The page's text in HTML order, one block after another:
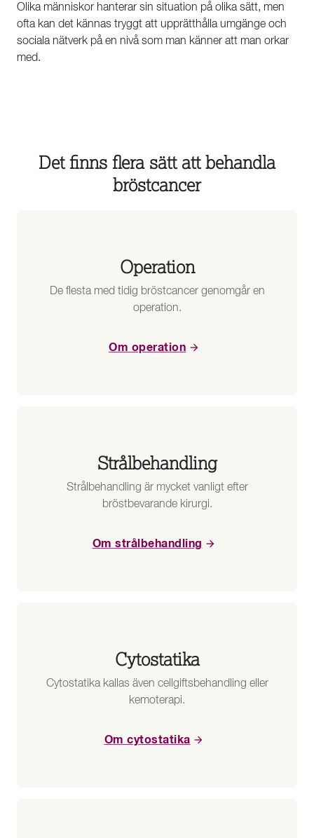
Olika människor hanterar sin situation på olika sätt, men
ofta kan det kännas tryggt att upprätthålla umgänge och
sociala nätverk på en nivå som man känner att man orkar
med.
Det finns flera sätt att behandla
bröstcancer
Operation
De flesta med tidig bröstcancer genomgår en
operation.
Om operation
Strålbehandling
Strålbehandling är mycket vanligt efter
bröstbevarande kirurgi.
Om strålbehandling
Cytostatika
Cytostatika kallas även cellgiftsbehandling eller
kemoterapi.
Om cytostatika